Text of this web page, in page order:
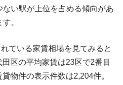
ない駅が上位を占める傾向があ
。
ている家賃相場を見てみると
区の平均家賃は23区で2番目
物件の表示件数は2,204件。